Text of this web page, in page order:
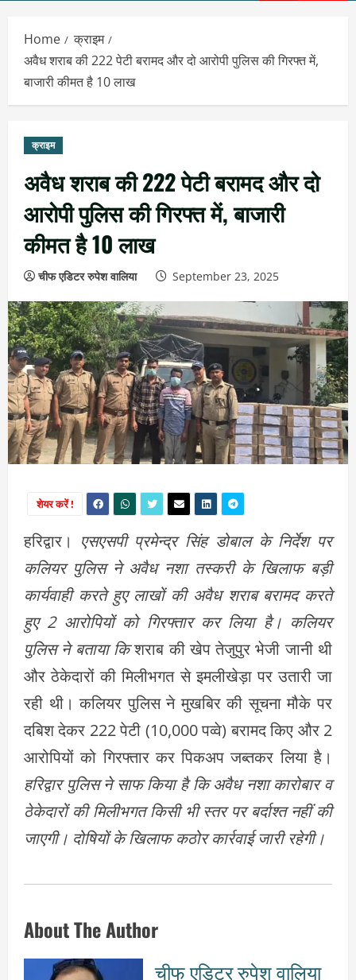
Home
क्राइम
अवैध शराब की 222 पेटी बरामद और दो आरोपी पुलिस की गिरफ्त में,
बाजारी कीमत है 10 लाख
क्राइम
अवैध शराब की 222 पेटी बरामद और दो
आरोपी पुलिस की गिरफ्त में, बाजारी
कीमत है 10 लाख
चीफ एडिटर रुपेश वालिया September 23, 2025
शेयर करें !
हरिद्वार। एसएसपी प्रमेन्द्र सिंह डोबाल के निर्देश पर
कलियर पुलिस ने अवैध नशा तस्करी के खिलाफ बड़ी
कार्यवाही करते हुए लाखों की अवैध शराब बरामद करते
हुए 2 आरोपियों को गिरफ्तार कर लिया है। कलियर
पुलिस ने बताया किशराब की खेप तेजुपुर भेजी जानी थी
और ठेकेदारों की मिलीभगत से इमलीखेड़ा पर उतारी जा
रही थी। कलियर पुलिस ने मुखबिर की सूचना मौके पर
दबिश देकर 222 पेटी (10,000 पव्वे) बरामद किए और 2
आरोपियों को गिरफ्तार कर पिकअप जब्तकर लिया है।
हरिद्वार पुलिस ने साफ किया है कि अवैध नशा कारोबार व
ठेकेदारों की मिलीभगत किसी भी स्तर पर बर्दाश्त नहीं की
जाएगी। दोषियों के खिलाफ कठोर कार्रवाई जारी रहेगी।
About The Author
चीफ एडिटर रुपेश वालिया